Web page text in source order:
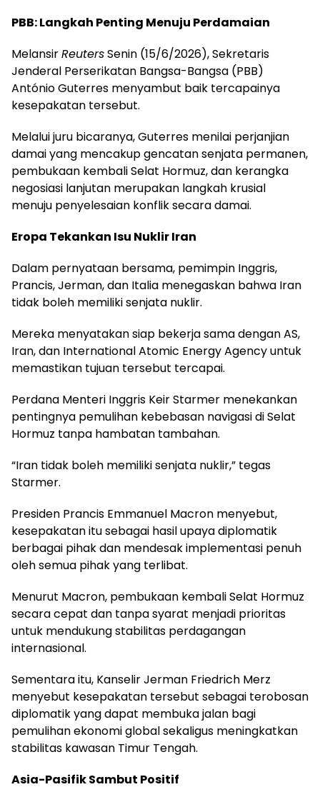
PBB: Langkah Penting Menuju Perdamaian
MelansirReutersSenin (15/6/2026), Sekretaris
Jenderal Perserikatan Bangsa-Bangsa (PBB)
António Guterres menyambut baik tercapainya
kesepakatan tersebut.
Melalui juru bicaranya, Guterres menilai perjanjian
damai yang mencakup gencatan senjata permanen,
pembukaan kembali Selat Hormuz, dan kerangka
negosiasi lanjutan merupakan langkah krusial
menuju penyelesaian konflik secara damai.
Eropa Tekankan Isu Nuklir Iran
Dalam pernyataan bersama, pemimpin Inggris,
Prancis, Jerman, dan Italia menegaskan bahwa Iran
tidak boleh memiliki senjata nuklir.
Mereka menyatakan siap bekerja sama dengan AS,
Iran, dan International Atomic Energy Agency untuk
memastikan tujuan tersebut tercapai.
Perdana Menteri Inggris Keir Starmer menekankan
pentingnya pemulihan kebebasan navigasi di Selat
Hormuz tanpa hambatan tambahan.
“Iran tidak boleh memiliki senjata nuklir,” tegas
Starmer.
Presiden Prancis Emmanuel Macron menyebut,
kesepakatan itu sebagai hasil upaya diplomatik
berbagai pihak dan mendesak implementasi penuh
oleh semua pihak yang terlibat.
Menurut Macron, pembukaan kembali Selat Hormuz
secara cepat dan tanpa syarat menjadi prioritas
untuk mendukung stabilitas perdagangan
internasional.
Sementara itu, Kanselir Jerman Friedrich Merz
menyebut kesepakatan tersebut sebagai terobosan
diplomatik yang dapat membuka jalan bagi
pemulihan ekonomi global sekaligus meningkatkan
stabilitas kawasan Timur Tengah.
Asia-Pasifik Sambut Positif